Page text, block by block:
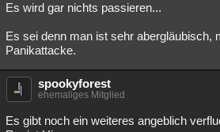
Es wird gar nichts passieren...
Es sei denn man ist sehr abergläubisch,
Panikattacke.
spookyforest
ehemaliges Mitglied
Es gibt noch ein weiteres angeblich